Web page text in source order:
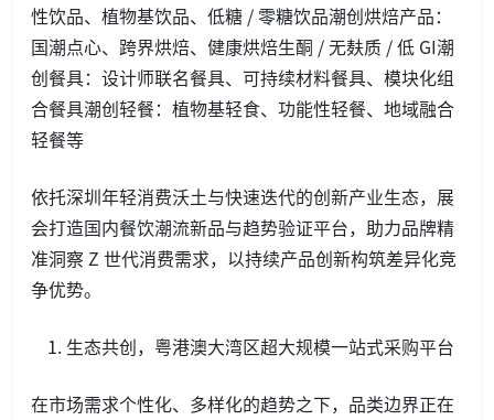
性饮品、植物基饮品、低糖 / 零糖饮品潮创烘焙产品：
国潮点心、跨界烘焙、健康烘焙生酮 / 无麸质 / 低 GI潮
创餐具：设计师联名餐具、可持续材料餐具、模块化组
合餐具潮创轻餐：植物基轻食、功能性轻餐、地域融合
轻餐等
依托深圳年轻消费沃土与快速迭代的创新产业生态，展
会打造国内餐饮潮流新品与趋势验证平台，助力品牌精
准洞察 Z 世代消费需求，以持续产品创新构筑差异化竞
争优势。
生态共创，粤港澳大湾区超大规模一站式采购平台
在市场需求个性化、多样化的趋势之下，品类边界正在